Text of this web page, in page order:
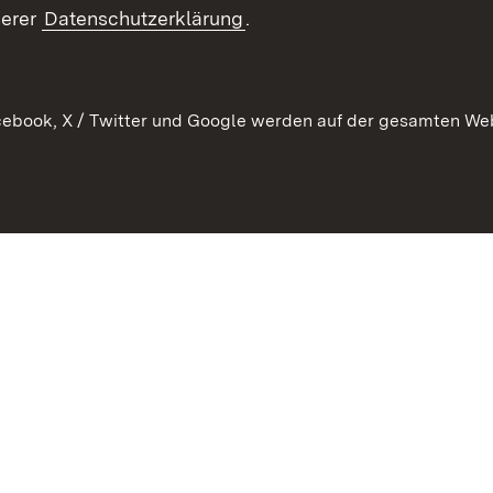
Datenschutzerklärung.
X / Twitter und Google werden auf der gesamten